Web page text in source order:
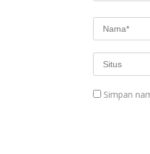
Simpan